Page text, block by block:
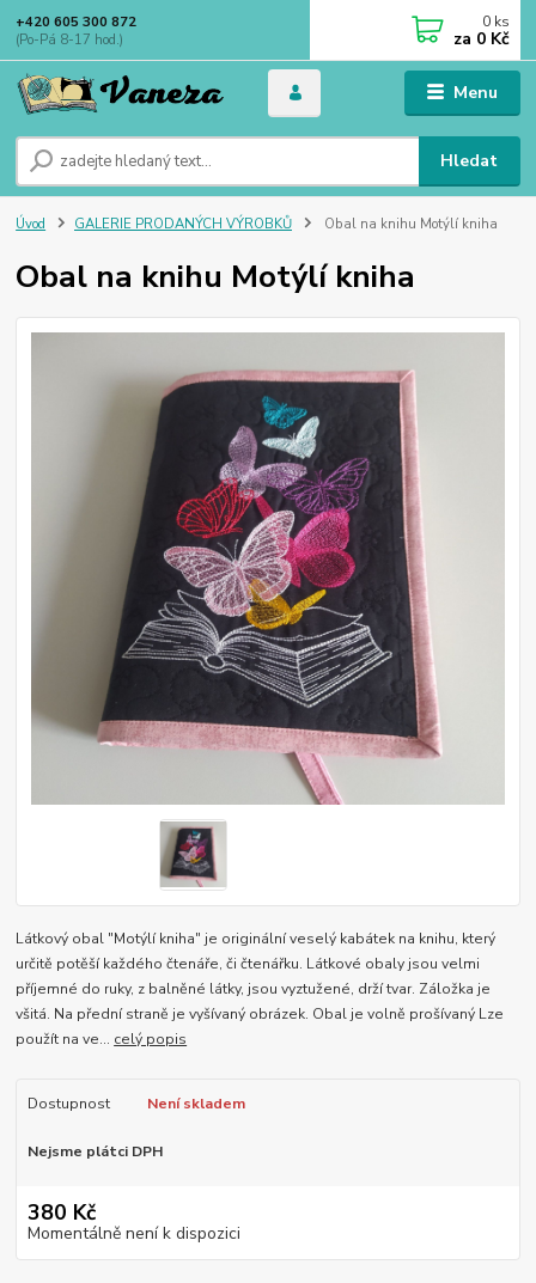
Menu
Hledat
+420 605 300 872
(Po-Pá 8-17 hod.)
0 ks
za 0 Kč
Úvod GALERIE PRODANÝCH VÝROBKŮ Obal na knihu Motýlí kniha
Obal na knihu Motýlí kniha
Látkový obal "Motýlí kniha" je originální veselý kabátek na knihu, který
určitě potěší každého čtenáře, či čtenářku. Látkové obaly jsou velmi
příjemné do ruky, z balněné látky, jsou vyztužené, drží tvar. Záložka je
všitá. Na přední straně je vyšívaný obrázek. Obal je volně prošívaný Lze
použít na ve... celý popis
Dostupnost Není skladem
Nejsme plátci DPH
380 Kč
Momentálně není k dispozici